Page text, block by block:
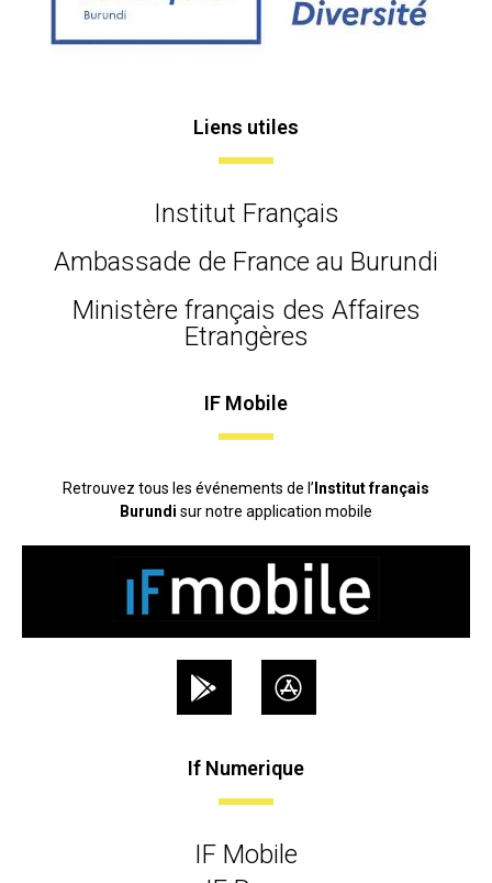
Liens utiles
Institut Français
Ambassade de France au Burundi
Ministère français des Affaires
Etrangères
IF Mobile
Retrouvez tous les événements de l’ Institut français
Burundi sur notre application mobile
If Numerique
IF Mobile